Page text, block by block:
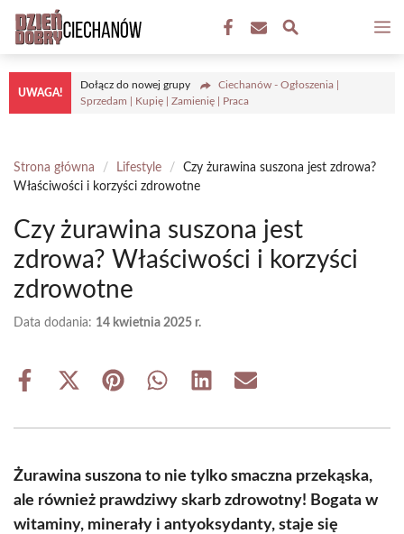
treści
UWAGA!
Dołącz do nowej grupy
Ciechanów - Ogłoszenia |
Sprzedam | Kupię | Zamienię | Praca
Strona główna / Lifestyle /
Czy żurawina suszona jest zdrowa?
Właściwości i korzyści zdrowotne
Czy żurawina suszona jest
zdrowa? Właściwości i korzyści
zdrowotne
Data dodania: 14 kwietnia 2025 r.
Share
Share
(Twitter)
Share Share Share Share
Żurawina suszona to nie tylko smaczna przekąska,
ale również prawdziwy skarb zdrowotny! Bogata w
witaminy, minerały i antyoksydanty, staje się